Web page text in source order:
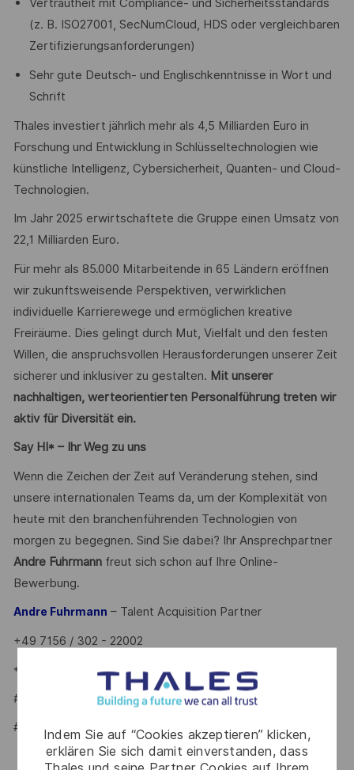
Indem Sie auf “Cookies akzeptieren” klicken,
erklären Sie sich damit einverstanden, dass
Vertrautheit mit Compliance- und Sicherheitsstandards
(z. B. ISO27001, SecNumCloud, HDS oder vergleichbaren
Zertifizierungsanforderungen)
Sehr gute Deutsch- und Englischkenntnisse in Wort und
Schrift
Thales investiert jährlich mehr als 4,5 Milliarden Euro in
Forschung und Entwicklung in Schlüsseltechnologien wie
künstliche Intelligenz, Cybersicherheit, Quanten- und Cloud-
Technologien.
Im Jahr 2025 erwirtschaftete die Gruppe einen Umsatz von
22,1 Milliarden Euro.
Für mehr als 85.000 Mitarbeitende in 65 Ländern eröffnen
wir zukunftsweisende Perspektiven, verwirklichen
individuelle Karrierewege und ermöglichen kreative
Freiräume. Dies gelingt durch Mut, Vielfalt und den festen
Willen, die anspruchsvollen Herausforderungen unserer Zeit
sicherer und inklusiver zu gestalten. Mit unserer
nachhaltigen, werteorientierten Personalführung treten wir
aktiv für Diversität ein.
Say HI* – Ihr Weg zu uns
Wenn die Zeichen der Zeit auf Veränderung stehen, sind
unsere internationalen Teams da, um der Komplexität von
heute mit den branchenführenden Technologien von
morgen zu begegnen. Sind Sie dabei? Ihr Ansprechpartner
Andre Fuhrmannfreut sich schon auf Ihre Online-
Bewerbung.
Andre Fuhrmann – Talent Acquisition Partner
+49 7156 / 302 - 22002
*Human Intelligence
#LI-AF1
#LI-ONSITE